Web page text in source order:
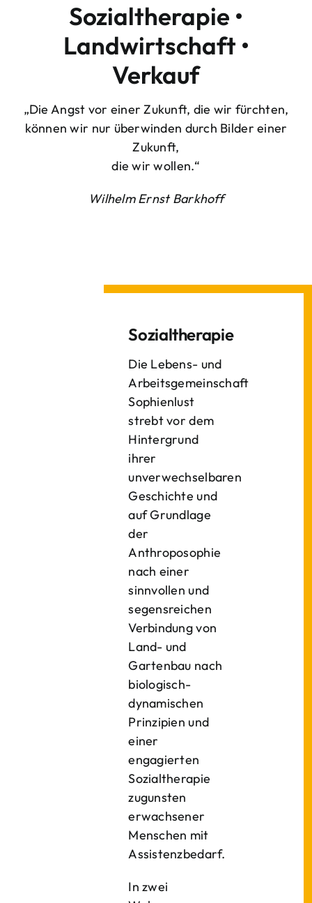
Sozialtherapie •
Landwirtschaft •
Verkauf
„Die Angst vor einer Zukunft, die wir fürchten,
können wir nur überwinden durch Bilder einer
Zukunft,
die wir wollen.“
Wilhelm Ernst Barkhoff
Sozialtherapie
Die Lebens- und
Arbeitsgemeinschaft
Sophienlust
strebt vor dem
Hintergrund
ihrer
unverwechselbaren
Geschichte und
auf Grundlage
der
Anthroposophie
nach einer
sinnvollen und
segensreichen
Verbindung von
Land- und
Gartenbau nach
biologisch-
dynamischen
Prinzipien und
einer
engagierten
Sozialtherapie
zugunsten
erwachsener
Menschen mit
Assistenzbedarf.
In zwei